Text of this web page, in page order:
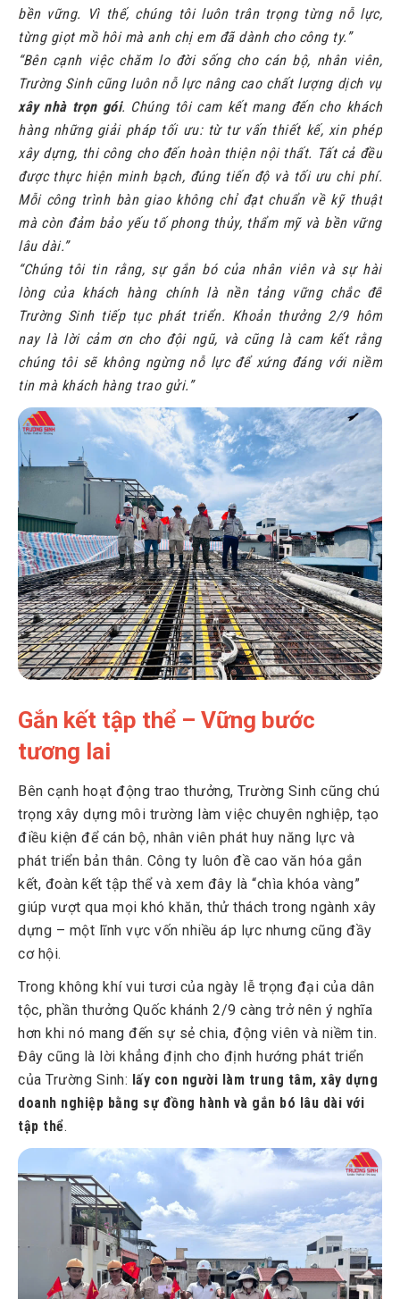
bền vững. Vì thế, chúng tôi luôn trân trọng từng nỗ lực,
từng giọt mồ hôi mà anh chị em đã dành cho công ty.”
“Bên cạnh việc chăm lo đời sống cho cán bộ, nhân viên,
Trường Sinh cũng luôn nỗ lực nâng cao chất lượng dịch vụ
xây nhà trọn gói. Chúng tôi cam kết mang đến cho khách
hàng những giải pháp tối ưu: từ tư vấn thiết kế, xin phép
xây dựng, thi công cho đến hoàn thiện nội thất. Tất cả đều
được thực hiện minh bạch, đúng tiến độ và tối ưu chi phí.
Mỗi công trình bàn giao không chỉ đạt chuẩn về kỹ thuật
mà còn đảm bảo yếu tố phong thủy, thẩm mỹ và bền vững
lâu dài.”
“Chúng tôi tin rằng, sự gắn bó của nhân viên và sự hài
lòng của khách hàng chính là nền tảng vững chắc để
Trường Sinh tiếp tục phát triển. Khoản thưởng 2/9 hôm
nay là lời cảm ơn cho đội ngũ, và cũng là cam kết rằng
chúng tôi sẽ không ngừng nỗ lực để xứng đáng với niềm
tin mà khách hàng trao gửi.”
Gắn kết tập thể – Vững bước
tương lai
Bên cạnh hoạt động trao thưởng, Trường Sinh cũng chú
trọng xây dựng môi trường làm việc chuyên nghiệp, tạo
điều kiện để cán bộ, nhân viên phát huy năng lực và
phát triển bản thân. Công ty luôn đề cao văn hóa gắn
kết, đoàn kết tập thể và xem đây là “chìa khóa vàng”
giúp vượt qua mọi khó khăn, thử thách trong ngành xây
dựng – một lĩnh vực vốn nhiều áp lực nhưng cũng đầy
cơ hội.
Trong không khí vui tươi của ngày lễ trọng đại của dân
tộc, phần thưởng Quốc khánh 2/9 càng trở nên ý nghĩa
hơn khi nó mang đến sự sẻ chia, động viên và niềm tin.
Đây cũng là lời khẳng định cho định hướng phát triển
của Trường Sinh: lấy con người làm trung tâm, xây dựng
doanh nghiệp bằng sự đồng hành và gắn bó lâu dài với
tập thể.